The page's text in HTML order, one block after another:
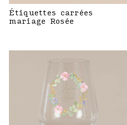
Étiquettes carrées
mariage Rosée